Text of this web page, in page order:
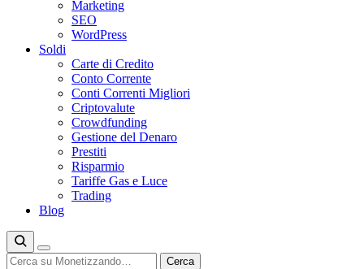
Marketing
SEO
WordPress
Soldi
Carte di Credito
Conto Corrente
Conti Correnti Migliori
Criptovalute
Crowdfunding
Gestione del Denaro
Prestiti
Risparmio
Tariffe Gas e Luce
Trading
Blog
Cerca Cerca